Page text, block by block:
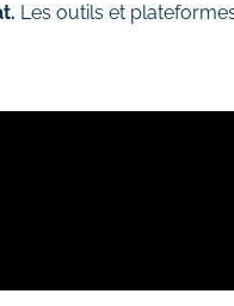
Les outils et